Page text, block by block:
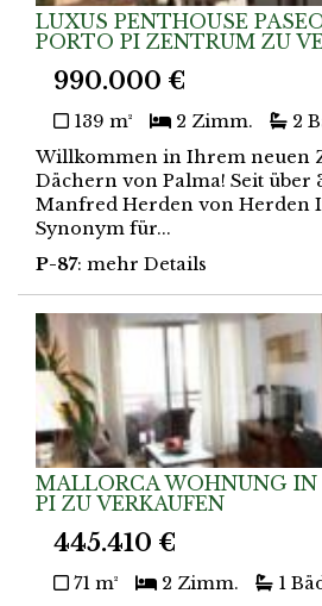
LUXUS PENTHOUSE
PORTO PI ZENTRUM ZU
990.000 €
139 m² 2 Zimm.
2
Willkommen in Ihrem neuen
Dächern von Palma! Seit über
Manfred Herden von Herden
Synonym für...
P-87: mehr Details
MALLORCA WOHNUNG IN
PI ZU VERKAUFEN
445.410 €
71 m² 2 Zimm.
1